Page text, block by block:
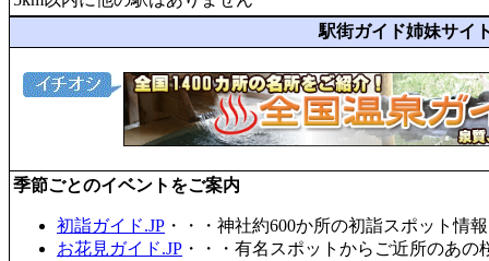
駅街ガイド姉妹サイ
季節ごとのイベントをご案内
初詣ガイド.JP ・・・神社約600か所の初詣スポット情
お花見ガイド.JP ・・・有名スポットからご近所のあ